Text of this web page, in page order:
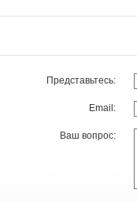
Представьтесь:
Email:
Ваш вопрос: